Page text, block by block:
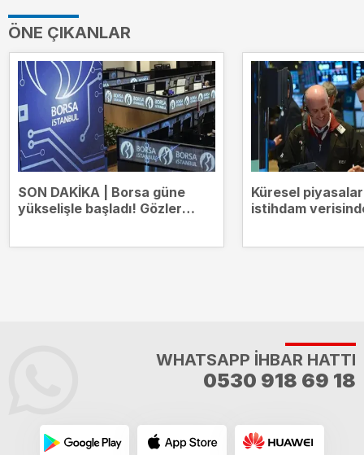
ÖNE ÇIKANLAR
SON DAKİKA | Borsa güne
yükselişle başladı! Gözler
Küresel
istihdam
WHATSAPP İHBAR HATTI
0530 918 69 18